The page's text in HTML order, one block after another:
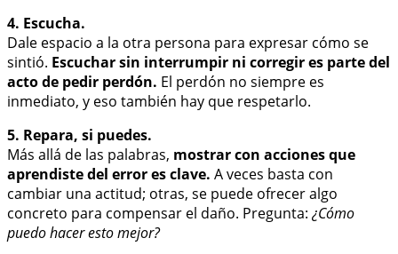
4. Escucha.
Dale espacio a la otra persona para expresar cómo se
sintió. Escuchar sin interrumpir ni corregir es parte del
acto de pedir perdón. El perdón no siempre es
inmediato, y eso también hay que respetarlo.
5. Repara, si puedes.
Más allá de las palabras, mostrar con acciones que
aprendiste del error es clave. A veces basta con
cambiar una actitud; otras, se puede ofrecer algo
concreto para compensar el daño. Pregunta: ¿Cómo
puedo hacer esto mejor?